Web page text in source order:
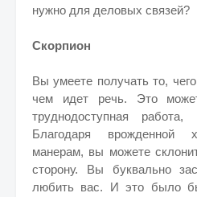
нужно для деловых связей?
Скорпион
Вы умеете получать то,
чем идет речь. Это
труднодоступная
Благодаря
манерам, вы можете
сторону. Вы буквально
любить вас. И это было